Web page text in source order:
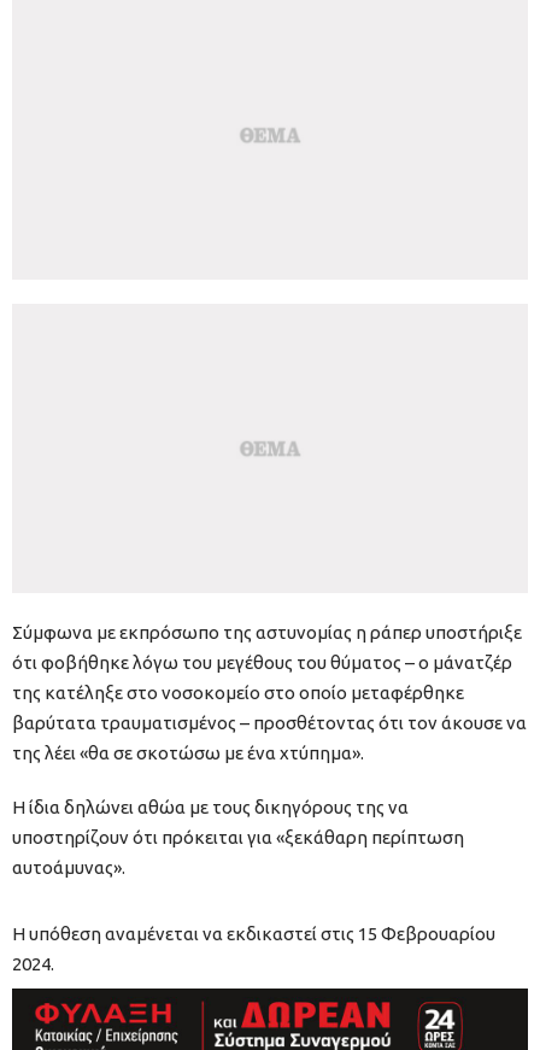
Σύμφωνα με εκπρόσωπο της αστυνομίας η ράπερ υποστήριξε
ότι φοβήθηκε λόγω του μεγέθους του θύματος – ο μάνατζέρ
της κατέληξε στο νοσοκομείο στο οποίο μεταφέρθηκε
βαρύτατα τραυματισμένος – προσθέτοντας ότι τον άκουσε να
της λέει «θα σε σκοτώσω με ένα χτύπημα».
Η ίδια δηλώνει αθώα με τους δικηγόρους της να
υποστηρίζουν ότι πρόκειται για «ξεκάθαρη περίπτωση
αυτοάμυνας».
Η υπόθεση αναμένεται να εκδικαστεί στις 15 Φεβρουαρίου
2024.